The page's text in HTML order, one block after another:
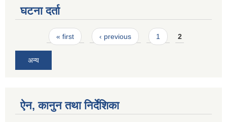
घटना दर्ता
Pages« first ‹ previous 1 2
अन्य
ऐन, कानुन तथा निर्देशिका